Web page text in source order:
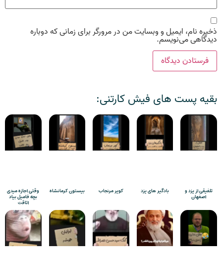
ذخیره نام، ایمیل و وبسایت من در مرورگر برای زمانی که دوباره
دیدگاهی می‌نویسم.
بقیه پست های فیش کارتنی:
تلفیقی از یزد و
اصفهان
بادگیر های یزد کویر مرنجاب بیستون کرمانشاه وقتی اجازه میدی
بچه فامیل بیاد
اتاقت